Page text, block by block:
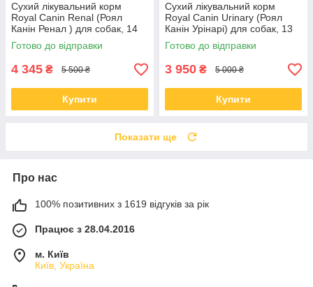
Сухий лікувальний корм
Royal Canin Renal (Роял
Канін Ренал ) для собак, 14
КГ
Готово до відправки
4 345 ₴ 5 500 ₴
Купити
Сухий лікувальний корм
Royal Canin Urinary (Роял
Канін Урінарі) для собак, 13
КГ
Готово до відправки
3 950 ₴ 5 000 ₴
Купити
Показати ще
Про нас
100% позитивних з 1619 відгуків за рік
Працює з 28.04.2016
м. Київ
Київ, Україна